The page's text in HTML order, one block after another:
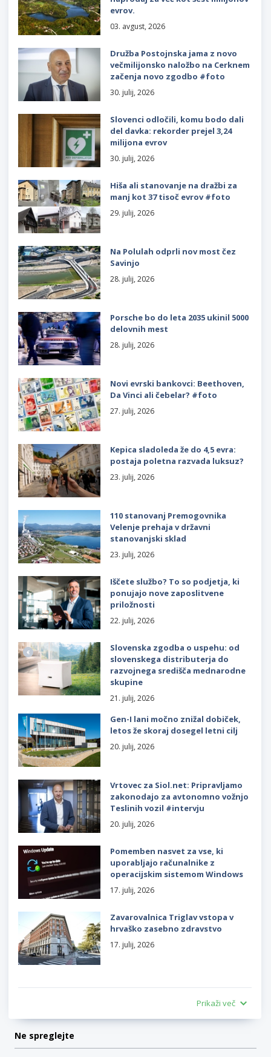
evrov.
03. avgust, 2026
Družba Postojnska jama z novo
večmilijonsko naložbo na Cerknem
začenja novo zgodbo #foto
30. julij, 2026
Slovenci odločili, komu bodo dali
del davka: rekorder prejel 3,24
milijona evrov
30. julij, 2026
Hiša ali stanovanje na dražbi za
manj kot 37 tisoč evrov #foto
29. julij, 2026
Na Polulah odprli nov most čez
Savinjo
28. julij, 2026
Porsche bo do leta 2035 ukinil 5000
delovnih mest
28. julij, 2026
Novi evrski bankovci: Beethoven,
Da Vinci ali čebelar? #foto
27. julij, 2026
Kepica sladoleda že do 4,5 evra:
postaja poletna razvada luksuz?
23. julij, 2026
110 stanovanj Premogovnika
Velenje prehaja v državni
stanovanjski sklad
23. julij, 2026
Iščete službo? To so podjetja, ki
ponujajo nove zaposlitvene
priložnosti
22. julij, 2026
Slovenska zgodba o uspehu: od
slovenskega distributerja do
razvojnega središča mednarodne
skupine
21. julij, 2026
Gen-I lani močno znižal dobiček,
letos že skoraj dosegel letni cilj
20. julij, 2026
Vrtovec za Siol.net: Pripravljamo
zakonodajo za avtonomno vožnjo
Teslinih vozil #intervju
20. julij, 2026
Pomemben nasvet za vse, ki
uporabljajo računalnike z
operacijskim sistemom Windows
17. julij, 2026
Zavarovalnica Triglav vstopa v
hrvaško zasebno zdravstvo
17. julij, 2026
Prikaži več
Ne spreglejte